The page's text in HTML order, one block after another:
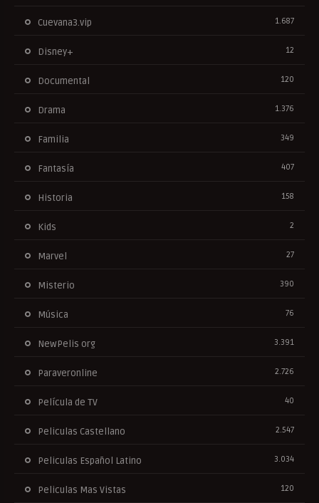
Cuevana3.vip 1.687
Disney+ 12
Documental 120
Drama 1.376
Familia 349
Fantasía 407
Historia 158
Kids 2
Marvel 27
Misterio 390
Música 76
NewPelis org 3.391
Paraveronline 2.726
Película de TV 40
Peliculas Castellano 2.547
Peliculas Español Latino 3.034
Peliculas Mas Vistas 120